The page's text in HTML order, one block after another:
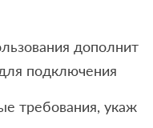
дополнит
подключения
требования, укаж